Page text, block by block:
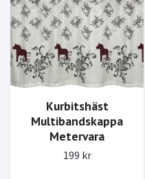
Kurbitshäst
Multibandskappa
Metervara
199 kr